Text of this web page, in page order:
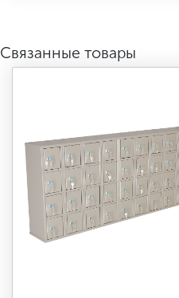
Связанные товары